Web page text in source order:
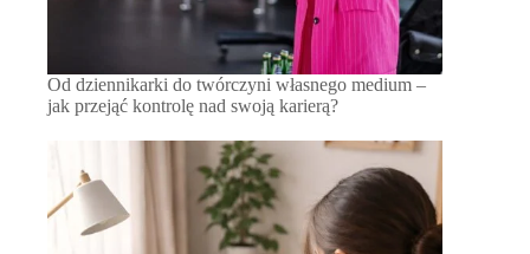
Od dziennikarki do twórczyni własnego medium –
jak przejąć kontrolę nad swoją karierą?